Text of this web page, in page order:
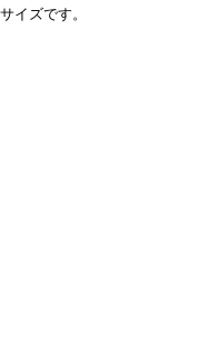
イズです。